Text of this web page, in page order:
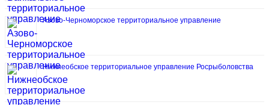
Азово-Черноморское территориальное управление
Нижнеобское территориальное управление Росрыболовства